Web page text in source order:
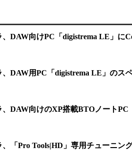
、DAW向けPC「digistrema LE」に
、DAW用PC「digistrema LE」の
、DAW向けのXP搭載BTOノートPC
、「Pro Tools|HD」専用チューニン